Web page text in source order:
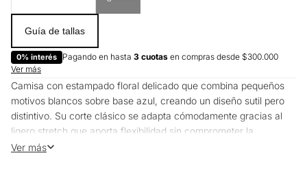
Guía de tallas
0% interés Pagando en hasta 3 cuotas en compras desde $300.000
Ver más
Camisa con estampado floral delicado que combina pequeños
motivos blancos sobre base azul, creando un diseño sutil pero
distintivo. Su corte clásico se adapta cómodamente gracias al
ligero stretch que aporta flexibilidad sin comprometer la
estructura, mientras que el cuello tradicional y la botonadura
Ver más